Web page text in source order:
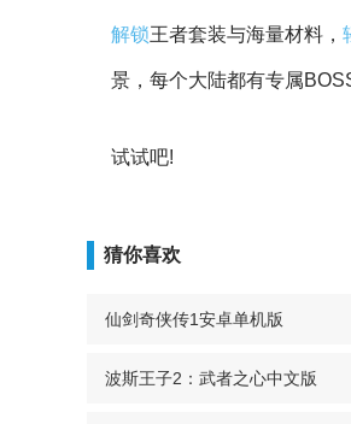
解锁王者套装与海量材料，
景，每个大陆都有专属
试试吧!
猜你喜欢
仙剑奇侠传1安卓单机版
波斯王子2：武者之心中文版